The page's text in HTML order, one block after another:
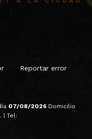
Reportar error
07/08/2026 Domicilio
| Tel: